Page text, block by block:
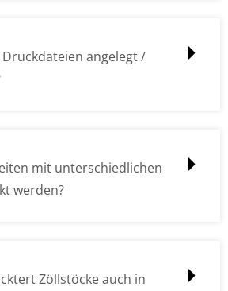
angelegt /
mit unterschiedlichen
werden?
Zöllstöcke auch in